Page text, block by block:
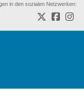
in den sozialen Netzwerken: